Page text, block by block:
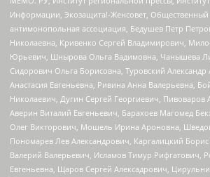
Информации, Экозащита!-Женсовет, Общественный
антимонопольная ассоциация, Бедушев Петр
Николаевна, Кривенко Сергей Владимирович,
Юрьевич, Шнырова Ольга Вадимовна, Чанышева
Сидорович Ольга Борисовна, Туровский Александр
Анастасия Евгеньевна, Ривина Анна Валерьевна,
Николаевич, Дугин Сергей Георгиевич, Пивоваров
Аверин Виталий Евгеньевич, Барахоев Магомед
Олег Викторович, Мошель Ирина Ароновна,
Пономарев Лев Александрович, Каргалицкий
Валерий Валерьевич, Исламов Тимур Рифгатович,
Евгеньевна, Щаров Сергей Алексадрович,